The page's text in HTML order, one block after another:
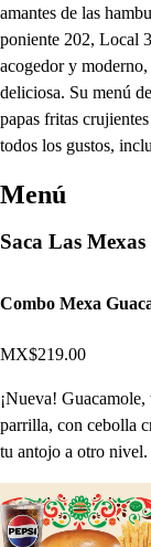
amantes de las
poniente 202, Local
acogedor y
deliciosa. Su menú
papas fritas
todos los gustos,
Menú
Saca Las Mexas
Combo Mexa
MX$219.00
¡Nueva!
parrilla, con cebolla
tu antojo a otro nivel.